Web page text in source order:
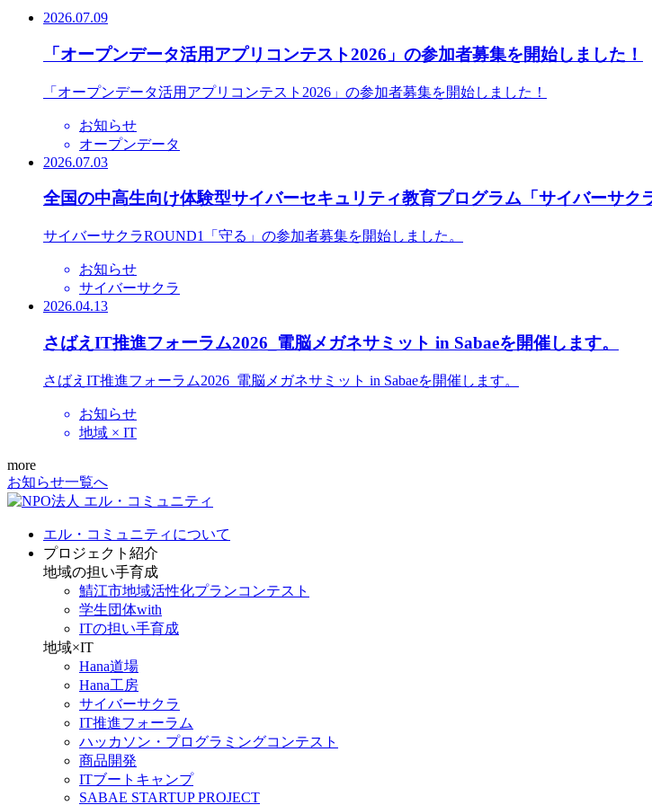
2026.07.09
「オープンデータ活用アプリコンテスト2026」の参加者募集を開始しました！
「オープンデータ活用アプリコンテスト2026」の参加者募集を開始しました！
お知らせ
オープンデータ
2026.07.03
全国の中高生向け体験型サイバーセキュリティ教育プログラム「サイバーサク
サイバーサクラROUND1「守る」の参加者募集を開始しました。
お知らせ
サイバーサクラ
2026.04.13
さばえIT推進フォーラム2026_電脳メガネサミット in Sabaeを開催します。
さばえIT推進フォーラム2026_電脳メガネサミット in Sabaeを開催します。
お知らせ
地域 × IT
more
お知らせ一覧へ
エル・コミュニティについて
プロジェクト紹介
地域の担い手育成
鯖江市地域活性化プランコンテスト
学生団体with
ITの担い手育成
地域×IT
Hana道場
Hana工房
サイバーサクラ
IT推進フォーラム
ハッカソン・プログラミングコンテスト
商品開発
ITブートキャンプ
SABAE STARTUP PROJECT